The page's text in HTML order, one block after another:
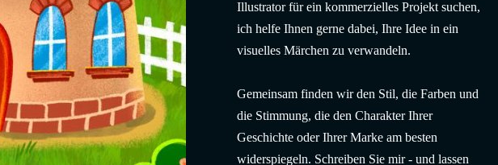
Illustrator für ein kommerzielles Projekt suchen,
ich helfe Ihnen gerne dabei, Ihre Idee in ein
visuelles Märchen zu verwandeln.
Gemeinsam finden wir den Stil, die Farben und
die Stimmung, die den Charakter Ihrer
Geschichte oder Ihrer Marke am besten
widerspiegeln. Schreiben Sie mir - und lassen